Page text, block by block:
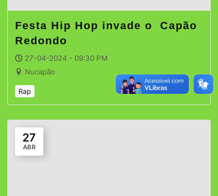
Festa Hip Hop invade o Capão
Redondo
27-04-2024 - 09:30 PM
Nucapão
Rap
27
ABR